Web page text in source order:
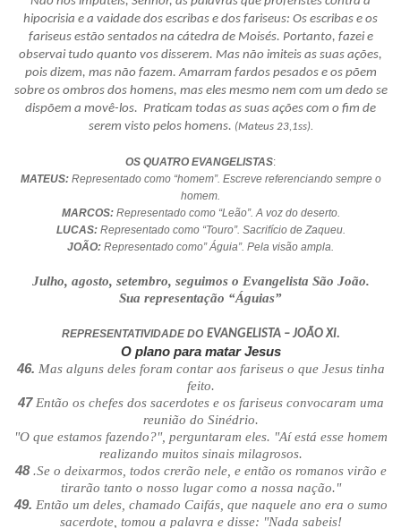
hipocrisia e a vaidade dos escribas e dos fariseus: Os escribas e os
fariseus estão sentados na cátedra de Moisés. Portanto, fazei e
observai tudo quanto vos disserem. Mas não imiteis as suas ações,
pois dizem, mas não fazem. Amarram fardos pesados e os põem
sobre os ombros dos homens, mas eles mesmo nem com um dedo se
dispõem a movê-los. Praticam todas as suas ações com o fim de
serem visto pelos homens. (Mateus 23,1ss).
OS QUATRO EVANGELISTAS:
MATEUS: Representado como “homem”. Escreve referenciando sempre o
homem.
MARCOS: Representado como “Leão”. A voz do deserto.
LUCAS: Representado como “Touro”. Sacrifício de Zaqueu.
JOÃO: Representado como” Águia”. Pela visão ampla.
Julho, agosto, setembro, seguimos o Evangelista São João.
Sua representação “Águias”
REPRESENTATIVIDADE DO EVANGELISTA – JOÃO XI.
O plano para matar Jesus
46. Mas alguns deles foram contar aos fariseus o que Jesus tinha
feito.
47 Então os chefes dos sacerdotes e os fariseus convocaram uma
reunião do Sinédrio.
"O que estamos fazendo?", perguntaram eles. "Aí está esse homem
realizando muitos sinais milagrosos.
48.Se o deixarmos, todos crerão nele, e então os romanos virão e
tirarão tanto o nosso lugar como a nossa nação."
49. Então um deles, chamado Caifás, que naquele ano era o sumo
sacerdote, tomou a palavra e disse: "Nada sabeis!